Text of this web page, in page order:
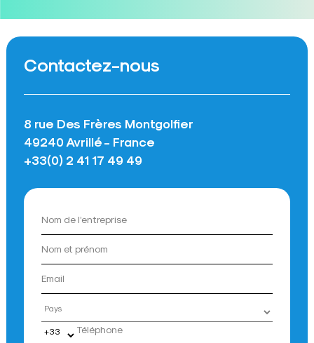
Contactez-nous
8 rue Des Frères Montgolfier
49240 Avrillé - France
+33(0) 2 41 17 49 49